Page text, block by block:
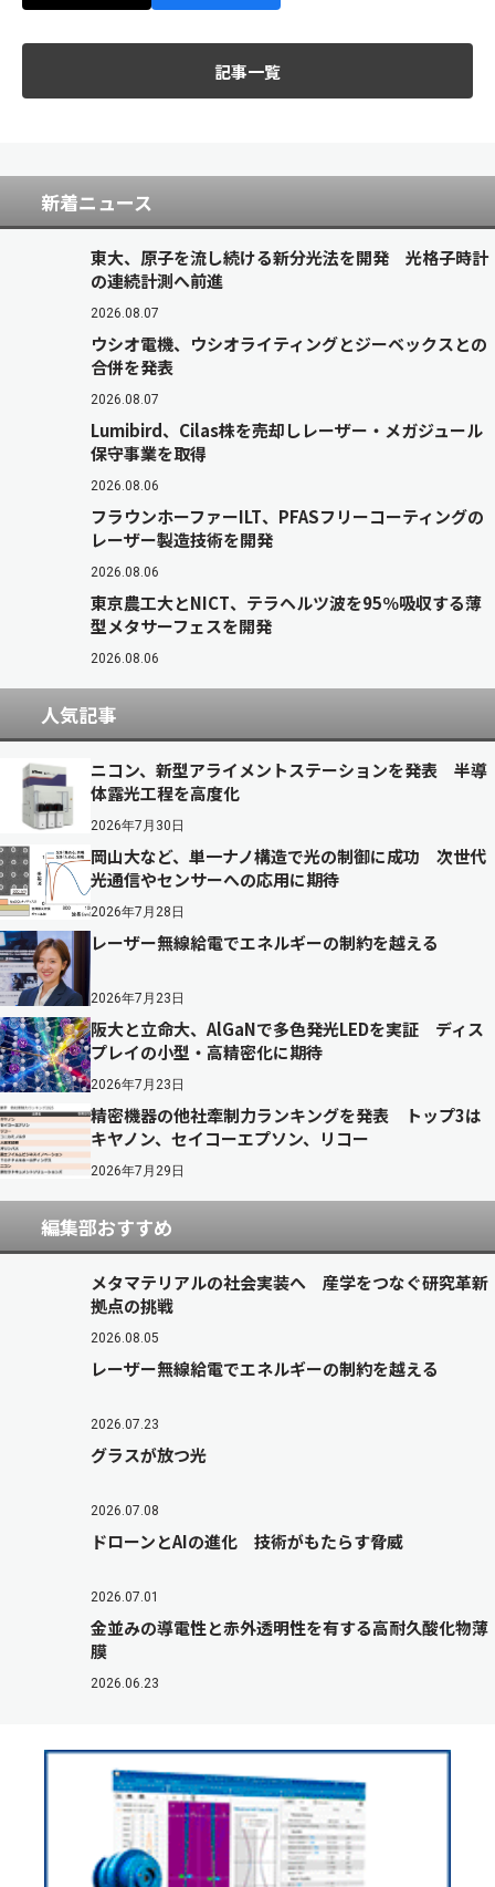
記事一覧
新着ニュース
東大、原子を流し続ける新分光法を開発 光格子時計
の連続計測へ前進
2026.08.07
ウシオ電機、ウシオライティングとジーベックスとの
合併を発表
2026.08.07
Lumibird、Cilas株を売却しレーザー・メガジュール
保守事業を取得
2026.08.06
フラウンホーファーILT、PFASフリーコーティングの
レーザー製造技術を開発
2026.08.06
東京農工大とNICT、テラヘルツ波を95％吸収する薄
型メタサーフェスを開発
2026.08.06
人気記事
ニコン、新型アライメントステーションを発表 半導
体露光工程を高度化
2026年7月30日
岡山大など、単一ナノ構造で光の制御に成功 次世代
光通信やセンサーへの応用に期待
2026年7月28日
レーザー無線給電でエネルギーの制約を越える
2026年7月23日
阪大と立命大、AlGaNで多色発光LEDを実証 ディス
プレイの小型・高精密化に期待
2026年7月23日
精密機器の他社牽制力ランキングを発表 トップ3は
キヤノン、セイコーエプソン、リコー
2026年7月29日
編集部おすすめ
メタマテリアルの社会実装へ 産学をつなぐ研究革新
拠点の挑戦
2026.08.05
レーザー無線給電でエネルギーの制約を越える
2026.07.23
グラスが放つ光
2026.07.08
ドローンとAIの進化 技術がもたらす脅威
2026.07.01
金並みの導電性と赤外透明性を有する高耐久酸化物薄
膜
2026.06.23